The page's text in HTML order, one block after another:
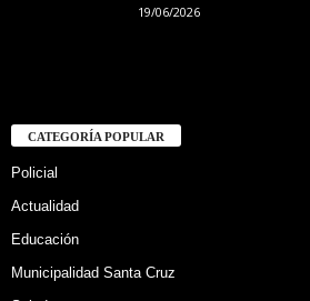
19/06/2026
CATEGORÍA POPULAR
Policial
Actualidad
Educación
Municipalidad Santa Cruz